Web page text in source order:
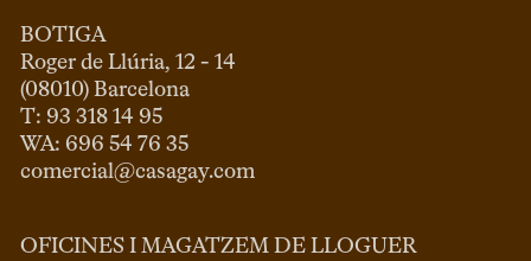
BOTIGA
Roger de Llúria, 12 - 14
(08010) Barcelona
T: 93 318 14 95
comercial@casagay.com
OFICINES I MAGATZEM DE LLOGUER